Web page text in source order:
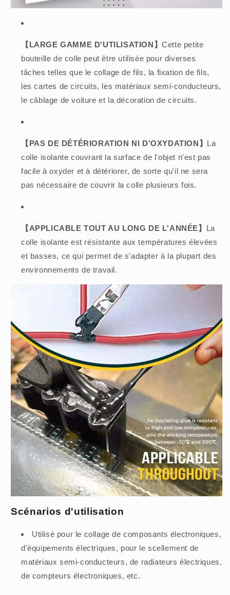
【LARGE GAMME D'UTILISATION】Cette petite
bouteille de colle peut être utilisée pour diverses
tâches telles que le collage de fils, la fixation de fils,
les cartes de circuits, les matériaux semi-conducteurs,
le câblage de voiture et la décoration de circuits.
【PAS DE DÉTÉRIORATION NI D'OXYDATION】 La
colle isolante couvrant la surface de l'objet n'est pas
facile à oxyder et à détériorer, de sorte qu'il ne sera
pas nécessaire de couvrir la colle plusieurs fois.
【APPLICABLE TOUT AU LONG DE L'ANNÉE】 La
colle isolante est résistante aux températures élevées
et basses, ce qui permet de s'adapter à la plupart des
environnements de travail.
Scénarios d'utilisation
Utilisé pour le collage de composants électroniques,
d'équipements électriques, pour le scellement de
matériaux semi-conducteurs, de radiateurs électriques,
de compteurs électroniques, etc.